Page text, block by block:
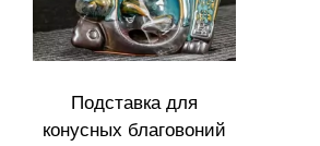
Подставка для
конусных благовоний